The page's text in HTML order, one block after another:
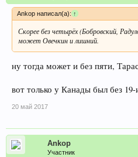
Ankop написал(а):↑
Скорее без четырёх (Бобровский,
может Овечкин и лишний.
ну тогда может и без пяти,
вот только у Канады был без 19-
20 май 2017
Ankop
Участник